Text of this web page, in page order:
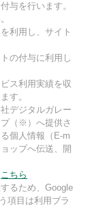
与を行います。
利用し、サイト
の付与に利用し
ス利用実績を収
す。
デジタルガレー
（※）へ提供さ
個人情報（E-m
ップへ伝送、開
こちら
るため、Google
項目は利用ブラ